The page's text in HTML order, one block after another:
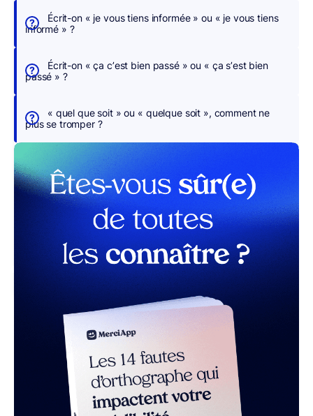
i
g
o
p
o
r
v
MerciApp (gratuit)
Homonymes,
Écrit-on « je vous tiens informée » ou « je vous tiens
informé » ?
Écrit-on « ça c’est bien passé » ou « ça s’est bien
passé » ?
« quel que soit » ou « quelque soit », comment ne
plus se tromper ?